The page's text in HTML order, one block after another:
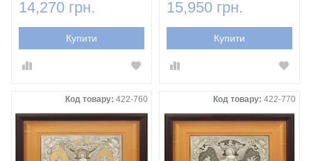
14,270 грн.
Купити
15,950 грн.
Купити
Код товару: 422-760 Код товару: 422-770